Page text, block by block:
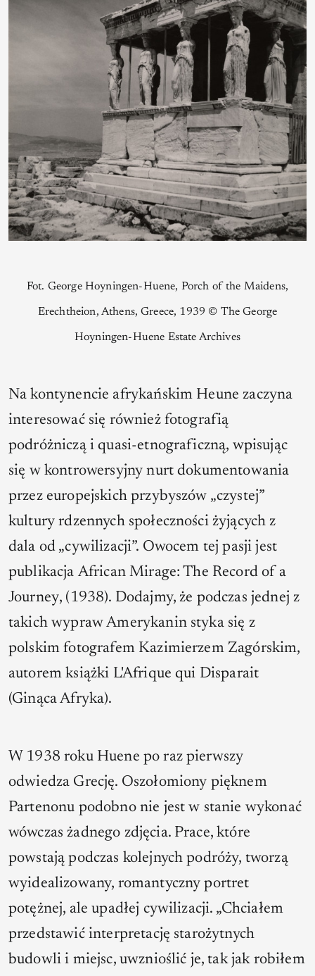
Fot. George Hoyningen-Huene, Porch of the Maidens,
Erechtheion, Athens, Greece, 1939 © The George
Hoyningen-Huene Estate Archives
Na kontynencie afrykańskim Heune zaczyna
interesować się również fotografią
podróżniczą i quasi-etnograficzną, wpisując
się w kontrowersyjny nurt dokumentowania
przez europejskich przybyszów „czystej”
kultury rdzennych społeczności żyjących z
dala od „cywilizacji”. Owocem tej pasji jest
publikacja African Mirage: The Record of a
Journey, (1938). Dodajmy, że podczas jednej z
takich wypraw Amerykanin styka się z
polskim fotografem Kazimierzem Zagórskim,
autorem książki L'Afrique qui Disparait
(Ginąca Afryka).
W 1938 roku Huene po raz pierwszy
odwiedza Grecję. Oszołomiony pięknem
Partenonu podobno nie jest w stanie wykonać
wówczas żadnego zdjęcia. Prace, które
powstają podczas kolejnych podróży, tworzą
wyidealizowany, romantyczny portret
potężnej, ale upadłej cywilizacji. „Chciałem
przedstawić interpretację starożytnych
budowli i miejsc, uwznioślić je, tak jak robiłem